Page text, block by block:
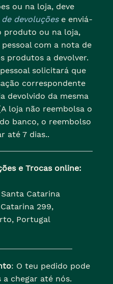
ou na loja, deve
devoluçõese enviá-
produto ou na loja,
com a nota de
produtos a devolver.
solicitará que
correspondente
devolvido da mesma
loja não reembolsa o
banco, o reembolso
até 7 dias..
e Trocas online:
Catarina
299,
Portugal
: O teu pedido pode
a chegar até nós.